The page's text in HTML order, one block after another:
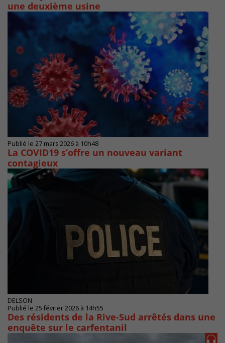
une deuxième usine
Publié le 27 mars 2026 à 10h48
La COVID19 s’offre un nouveau variant
contagieux
DELSON
Publié le 25 février 2026 à 14h55
Des résidents de la Rive-Sud arrêtés dans une
enquête sur le carfentanil